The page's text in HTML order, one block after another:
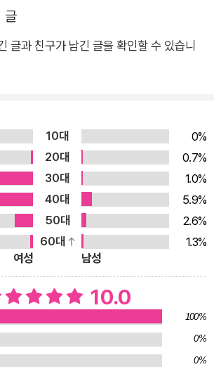
조금씩 노는 날들이 줄어들면서 자연스럽
고 머리도 만져 보고 옷도 사 입으며 노력
않았어요. 그러다 결국 ‘난 절대로 멋진 콩
소심한 콩에게 놀라운 일이 일어나요. 곤란
른 친구들의 도움을 받고 그 경험을 통해
닌 마음에 있다는 걸 깨닫게 된 거예요. 이
함께일 때도, 혼자서도, 충분히 빛나는 멋
진 콩》에 나오는 멋쟁이 삼총사와 작은 콩은
콩들이에요. 길쭉하기도 하고 동그랗기도
랗기도 하고, 소심하기도 하고 외향적이기
막 장면은 우리도 누구나 멋져질 수 있다
. 진짜 멋진 건 화려하게 치장된 겉모습에서
사람과 나를 비교하지 않고, 스스로 자
우리를 더 멋지
대를 배려하는 따뜻한 말과 친절한 미소
글
글과 친구가 남긴 글을 확인할 수 있습니
10대
0%
20대
0.7%
30대
1.0%
40대
5.9%
50대
2.6%
60대
1.3%
여성
남성
10.0
100%
0%
0%